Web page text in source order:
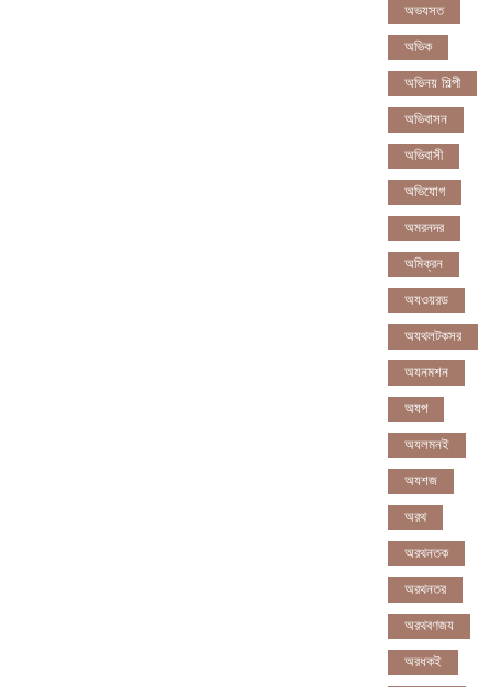
অভযসত
অভিক
অভিনয় শিল্পী
অভিবাসন
অভিবাসী
অভিযোগ
অমরনদর
অমিক্রন
অযওয়রড
অযথলটকসর
অযনমশন
অযপ
অযলমনই
অযশজ
অরথ
অরথনতক
অরথনতর
অরথবণজয
অরধকই